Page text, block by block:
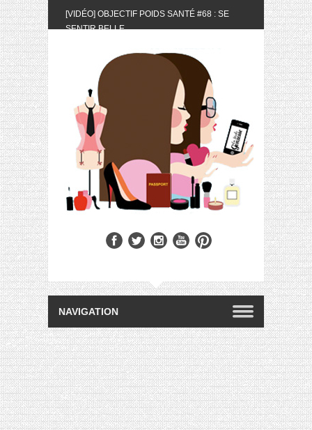
[VIDÉO] OBJECTIF POIDS SANTÉ #68 : SE
SENTIR BELLE
MOIS DE MAI 2024
[VIDÉO] UNBOXING : LES MY LITTLE &
BIOTYFULL BOX DU MOIS DE MAI 2024 FEAT.
AKILA
[VIDÉO] LA SÉLECTION DU MOIS #AVRIL2024
[VIDÉO] QUITOQUE #10 : MEAL PREP &
CONVIVIALITÉ
[VIDÉO] UNBOXING : LES MY LITTLE &
BIOTYFULL BOX DU MOIS D’AVRIL 2024
FEAT. AKILA
[VIDÉO] OBJECTIF POIDS SANTÉ #67 : L’AVIS
[VIDÉO] UNBOXING : LES MY LITTLE &
[VIDÉO] LA SÉLECTION DU MOIS
#JANVIER2024
RECETTES RISOTTO